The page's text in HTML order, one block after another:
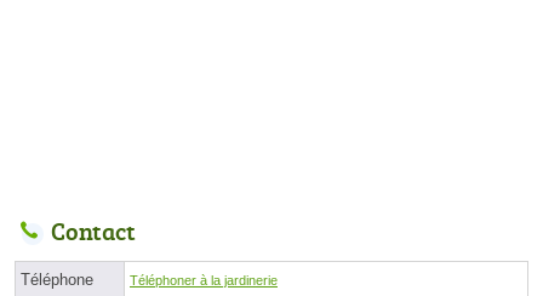
Contact
Téléphone Téléphoner à la jardinerie